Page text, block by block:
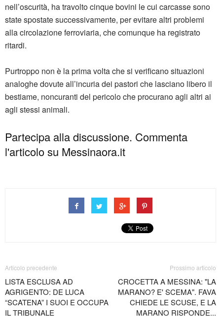
nell’oscurità, ha travolto cinque bovini le cui carcasse sono
state spostate successivamente, per evitare altri problemi
alla circolazione ferroviaria, che comunque ha registrato
ritardi.
Purtroppo non è la prima volta che si verificano situazioni
analoghe dovute all’incuria dei pastori che lasciano libero il
bestiame, noncuranti del pericolo che procurano agli altri ai
agli stessi animali.
Partecipa alla discussione. Commenta
l'articolo su Messinaora.it
Articolo precedente
LISTA ESCLUSA AD
AGRIGENTO: DE LUCA
“SCATENA” I SUOI E OCCUPA
IL TRIBUNALE
Prossimo articolo
CROCETTA A MESSINA: "LA
MARANO? E' SCEMA". FAVA
CHIEDE LE SCUSE, E LA
MARANO RISPONDE...